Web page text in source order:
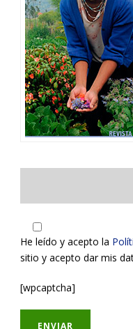
He leído y acepto la
sitio y acepto dar mis
[wpcaptcha]